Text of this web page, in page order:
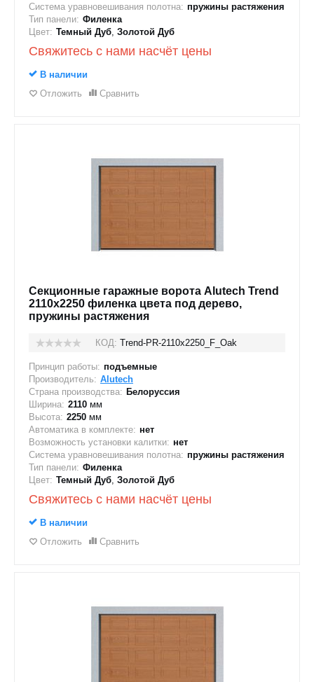
Система уравновешивания полотна: пружины растяжения
Тип панели: Филенка
Цвет: Темный Дуб, Золотой Дуб
Свяжитесь с нами насчёт цены
В наличии
Отложить
Сравнить
Секционные гаражные ворота Alutech Trend
2110x2250 филенка цвета под дерево,
пружины растяжения
КОД: Trend-PR-2110х2250_F_Oak
Принцип работы: подъемные
Производитель: Alutech
Страна производства: Белоруссия
Ширина: 2110 мм
Высота: 2250 мм
Автоматика в комплекте: нет
Возможность установки калитки: нет
Система уравновешивания полотна: пружины растяжения
Тип панели: Филенка
Цвет: Темный Дуб, Золотой Дуб
Свяжитесь с нами насчёт цены
В наличии
Отложить
Сравнить